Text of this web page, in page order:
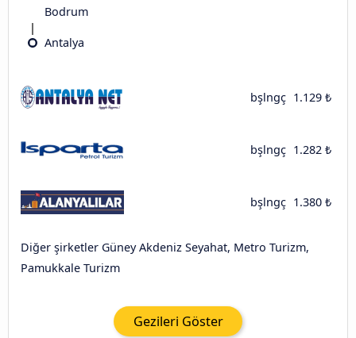
Bodrum
Antalya
bşlngç 1.129 ₺
bşlngç 1.282 ₺
bşlngç 1.380 ₺
Diğer şirketler Güney Akdeniz Seyahat, Metro Turizm,
Pamukkale Turizm
Gezileri Göster